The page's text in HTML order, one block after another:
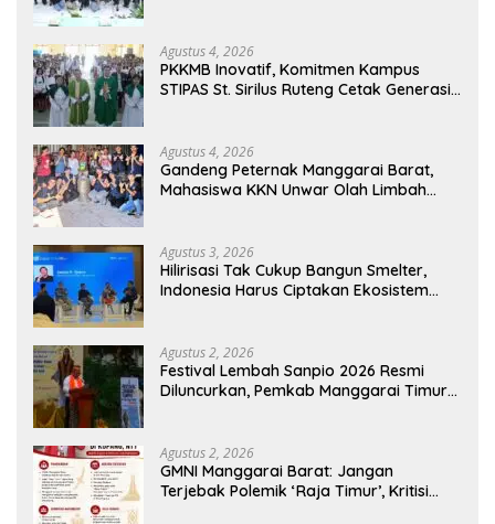
Agustus 4, 2026
PKKMB Inovatif, Komitmen Kampus
STIPAS St. Sirilus Ruteng Cetak Generasi
Agustus 4, 2026
Gandeng Peternak Manggarai Barat,
Mahasiswa KKN Unwar Olah Limbah
Agustus 3, 2026
Hilirisasi Tak Cukup Bangun Smelter,
Indonesia Harus Ciptakan Ekosistem
Agustus 2, 2026
Festival Lembah Sanpio 2026 Resmi
Diluncurkan, Pemkab Manggarai Timur
Agustus 2, 2026
GMNI Manggarai Barat: Jangan
Terjebak Polemik ‘Raja Timur’, Kritisi